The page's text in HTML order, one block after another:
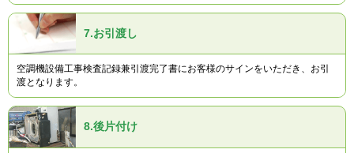
7.お引渡し
空調機設備工事検査記録兼引渡完了書にお客様のサインをいただき、お引
渡となります。
8.後片付け